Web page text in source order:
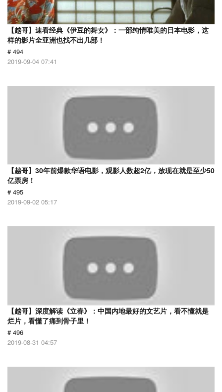
【越哥】速看经典《伊豆的舞女》：一部纯情唯美的日本电影，这
样的影片全亚洲也找不出几部！
# 494
2019-09-04 07:41
【越哥】30年前爆款华语电影，观影人数超2亿，放现在就是至少50
亿票房！
# 495
2019-09-02 05:17
【越哥】深度解读《立春》：中国内地最好的文艺片，看不懂就是
烂片，看懂了痛到骨子里！
# 496
2019-08-31 04:57